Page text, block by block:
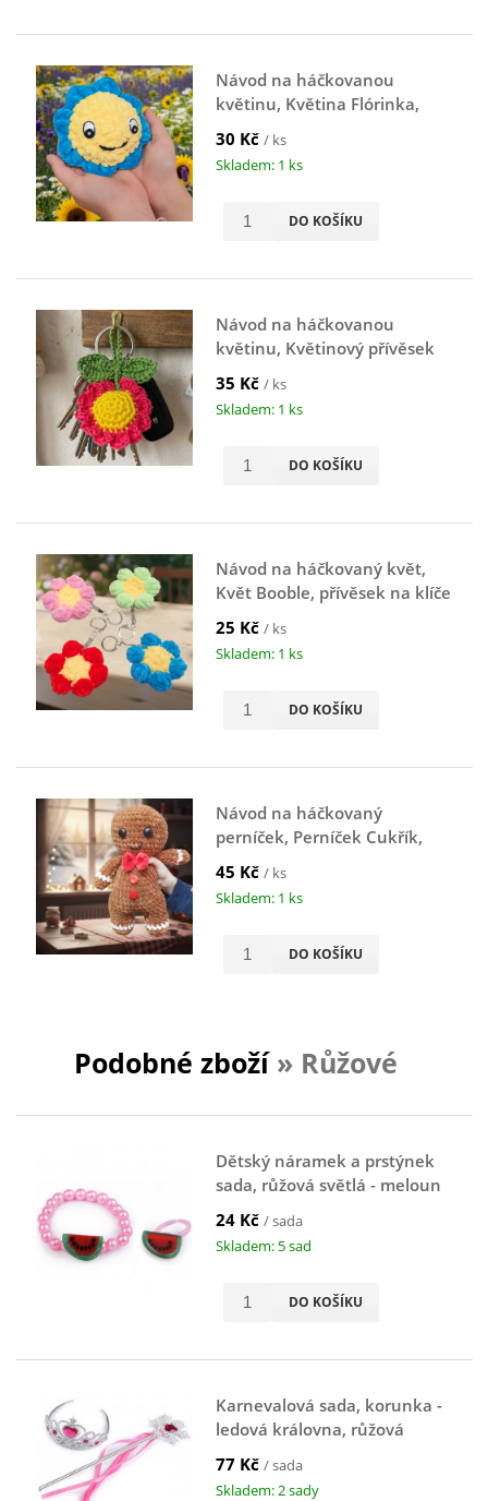
Návod na háčkovanou
květinu, Květina Flórinka,
30 Kč / ks
Skladem: 1 ks
DO KOŠÍKU
Návod na háčkovanou
květinu, Květinový přívěsek
35 Kč / ks
Skladem: 1 ks
DO KOŠÍKU
Návod na háčkovaný květ,
Květ Booble, přívěsek na klíče
25 Kč / ks
Skladem: 1 ks
DO KOŠÍKU
Návod na háčkovaný
perníček, Perníček Cukřík,
45 Kč / ks
Skladem: 1 ks
DO KOŠÍKU
Podobné zboží » Růžové
Dětský náramek a prstýnek
sada, růžová světlá - meloun
24 Kč / sada
Skladem: 5 sad
DO KOŠÍKU
Karnevalová sada, korunka -
ledová královna, růžová
77 Kč / sada
Skladem: 2 sady